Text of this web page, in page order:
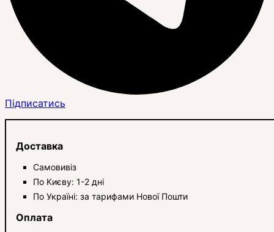
Підписатись
Доставка
Самовивіз
По Києву: 1-2 дні
По Україні: за тарифами Нової Пошти
Оплата